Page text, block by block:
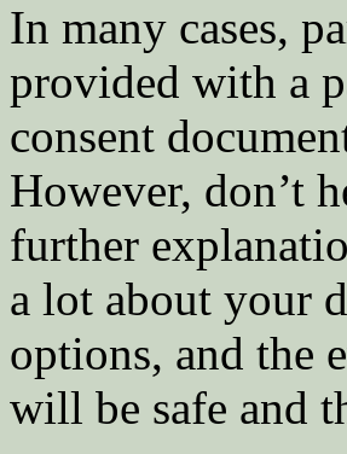
In many cases,
provided with a
consent
However, don’t
further
a lot about your
options, and the
will be safe and